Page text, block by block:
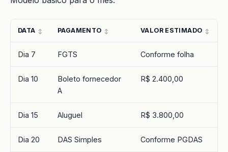
DATA PAGAMENTO VALOR ESTIMADO
Dia 7 FGTS Conforme folha
Dia 10
Boleto fornecedor
A
R$ 2.400,00
Dia 15 Aluguel R$ 3.800,00
Dia 20 DAS Simples Conforme PGDAS